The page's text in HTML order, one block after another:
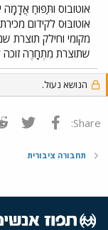
אוטובוס ותַּפּוּחַ אֲדָמָה
אוֹטוֹבּוּס לקידום
מקומי וחילק תוצרת
שתוצרת מִתְחָרֶה זוכה
הנושא נעול.
Share: פייסבוק
תחבורה ציבורית